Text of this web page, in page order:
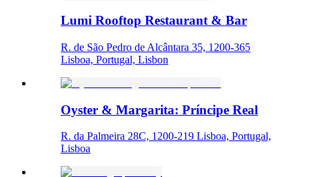
Lumi Rooftop Restaurant & Bar
R. de São Pedro de Alcântara 35, 1200-365
Lisboa, Portugal, Lisbon
Oyster & Margarita: Príncipe Real
R. da Palmeira 28C, 1200-219 Lisboa, Portugal,
Lisboa